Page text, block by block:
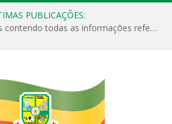
PUBLICAÇÕES:
Relatórios Detalhados contendo todas as informações referentes a execução de recursos destinados ao fomento de projetos culturais no Município de Jacundá entre os anos de 2022 ao presente ano de 2026.